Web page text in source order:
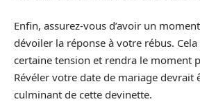
Enfin, assurez-vous d’avoir un
dévoiler la réponse à votre rébus.
certaine tension et rendra le moment
Révéler votre date de mariage devrait
culminant de cette devinette.